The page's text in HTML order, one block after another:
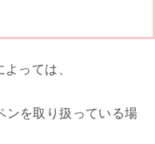
っては、
ンを取り扱っている場